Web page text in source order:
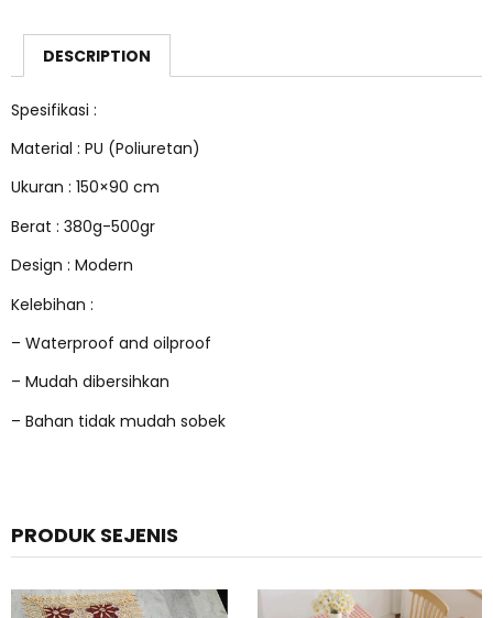
DESCRIPTION
Spesifikasi :
Material : PU (Poliuretan)
Ukuran : 150×90 cm
Berat : 380g-500gr
Design : Modern
Kelebihan :
– Waterproof and oilproof
– Mudah dibersihkan
– Bahan tidak mudah sobek
PRODUK SEJENIS